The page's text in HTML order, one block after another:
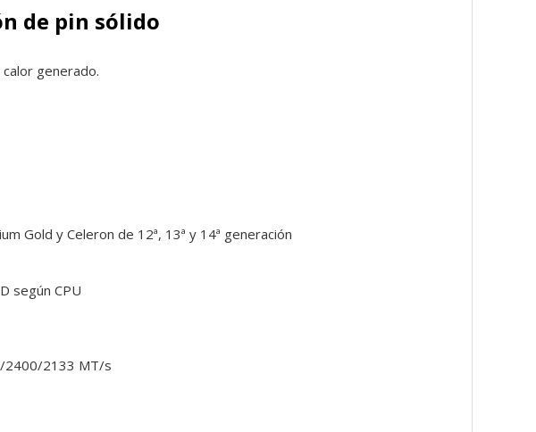
de pin sólido
generado.
Gold y Celeron de 12ª, 13ª y 14ª generación
según CPU
2400/2133 MT/s